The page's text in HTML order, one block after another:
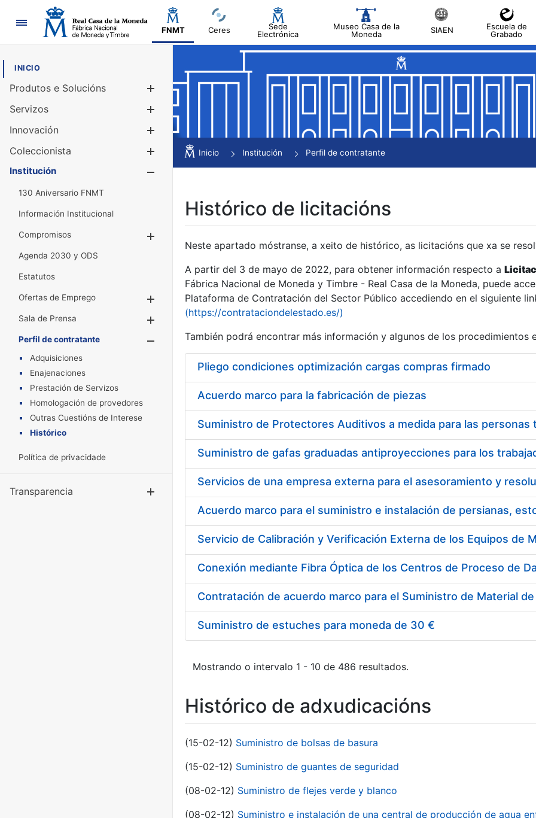
Navegación
FNMT Ceres
Sede
Electrónica
Museo Casa de la
Moneda
SIAEN
Escuela de
Grabado
INICIO
Produtos e Solucións
Mostrar/Ocultar
Servizos
Innovación
Coleccionista
Mostrar/Ocultar
Institución
130 Aniversario FNMT
Información Institucional
Compromisos
Agenda 2030 y ODS
Estatutos
Ofertas de Emprego
Mostrar/Ocultar
Sala de Prensa
Mostrar/Ocultar
Perfil de contratante
Mostrar/Ocultar
Adquisiciones
Enajenaciones
Prestación de Servizos
Homologación de provedores
Outras Cuestións de Interese
Histórico
Política de privacidade
Transparencia
Inicio Institución Perfil de contratante
Histórico de licitacións
Neste apartado móstranse, a xeito de histórico, as licitacións que xa se
A partir del 3 de mayo de 2022, para obtener información respecto a
Fábrica Nacional de Moneda y Timbre - Real Casa de la Moneda, puede
Plataforma de Contratación del Sector Público accediendo en el siguiente
(https://contrataciondelestado.es/)
También podrá encontrar más información y algunos de los procedimientos
Pliego condiciones optimización cargas compras firmado
Acuerdo marco para la fabricación de piezas
Acuerdo marco para el suministro e instalación de persianas,
Suministro de estuches para moneda de 30 €
Mostrando o intervalo 1 - 10 de 486 resultados.
Histórico de adxudicacións
(15-02-12) Suministro de bolsas de basura
(15-02-12) Suministro de guantes de seguridad
(08-02-12) Suministro de flejes verde y blanco
(08-02-12) Suministro e instalación de una central de producción de agua